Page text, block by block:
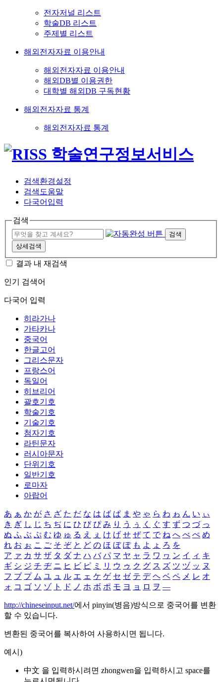
전자저널 리스트
학술DB 리스트
주제별 리스트
해외전자자료 이용안내
해외전자자료 이용안내
해외DB별 이용권한
대학별 해외DB 구독현황
해외전자자료 통계
해외전자자료 통계
검색환경설정
검색도움말
다국어입력
검색
검색
상세검색
결과 내 재검색
인기 검색어
다국어 입력
히라가나
가타카나
중국어
한글고어
그리스문자
프랑스어
독일어
히브리어
괄호기호
학술기호
기술기호
첨자기호
라틴문자
러시아문자
단위기호
일반기호
로마자
아랍어
あ ぁ か が さ ざ た だ な は ば ぱ ま や ゃ ら わ ゎ ん い ぃ
き ぎ し じ ち ぢ に ひ び ぴ み り う ぅ く ぐ す ず つ づ っ
ぬ ふ ぶ ぷ む ゆ ゅ る え ぇ け げ せ ぜ て で ね へ べ ぺ め
れ お ぉ こ ご そ ぞ と ど の ほ ぼ ぽ も よ ょ ろ を
ア ァ カ サ ザ タ ダ ナ ハ バ パ マ ヤ ャ ラ ワ ヮ ン イ ィ キ
ギ シ ジ チ ヂ ニ ヒ ビ ピ ミ リ ウ ゥ ク グ ス ズ ツ ヅ ッ ヌ
フ ブ プ ム ユ ュ ル エ ェ ケ ゲ セ ゼ テ デ ヘ ベ ペ メ レ オ
ォ コ ゴ ソ ゾ ト ド ノ ホ ボ ポ モ ヨ ョ ロ ヲ ―
http://chineseinput.net/에서 pinyin(병음)방식으로 중국어를 변환
할 수 있습니다.
변환된 중국어를 복사하여 사용하시면 됩니다.
예시)
中文 을 입력하시려면 zhongwen을 입력하시고 space를